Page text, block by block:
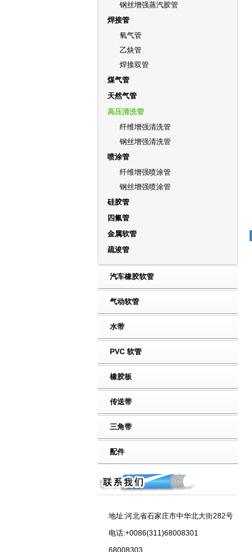
钢丝增强蒸汽胶管
焊接管
氧气管
乙炔管
焊接双管
煤气管
天然气管
高压清洗管
纤维增强清洗管
钢丝增强清洗管
喷涂管
纤维增强喷涂管
钢丝增强喷涂管
硅胶管
四氟管
金属软管
疏浚管
汽车橡胶软管
气动软管
水带
PVC 软管
橡胶板
传送带
三角带
配件
地址:河北省石家庄市中华北大街282号
电话:+0086(311)68008301
68008303